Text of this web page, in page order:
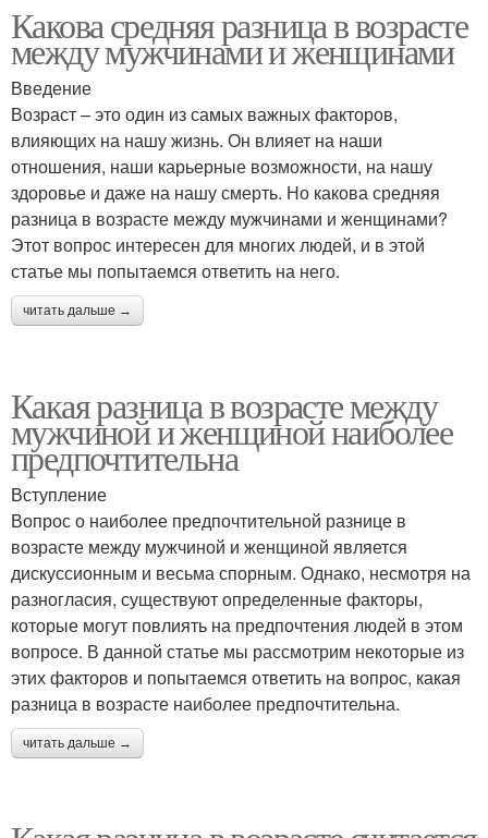
Какова средняя разница в возрасте
между мужчинами и женщинами
Введение
Возраст – это один из самых важных факторов,
влияющих на нашу жизнь. Он влияет на наши
отношения, наши карьерные возможности, на нашу
здоровье и даже на нашу смерть. Но какова средняя
разница в возрасте между мужчинами и женщинами?
Этот вопрос интересен для многих людей, и в этой
статье мы попытаемся ответить на него.
читать дальше →
Какая разница в возрасте между
мужчиной и женщиной наиболее
предпочтительна
Вступление
Вопрос о наиболее предпочтительной разнице в
возрасте между мужчиной и женщиной является
дискуссионным и весьма спорным. Однако, несмотря на
разногласия, существуют определенные факторы,
которые могут повлиять на предпочтения людей в этом
вопросе. В данной статье мы рассмотрим некоторые из
этих факторов и попытаемся ответить на вопрос, какая
разница в возрасте наиболее предпочтительна.
читать дальше →